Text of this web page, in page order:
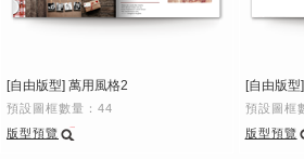
[自由版型] 萬用風格2
預設圖框數量：44
版型預覽
[自由版型
預設圖框
版型預覽